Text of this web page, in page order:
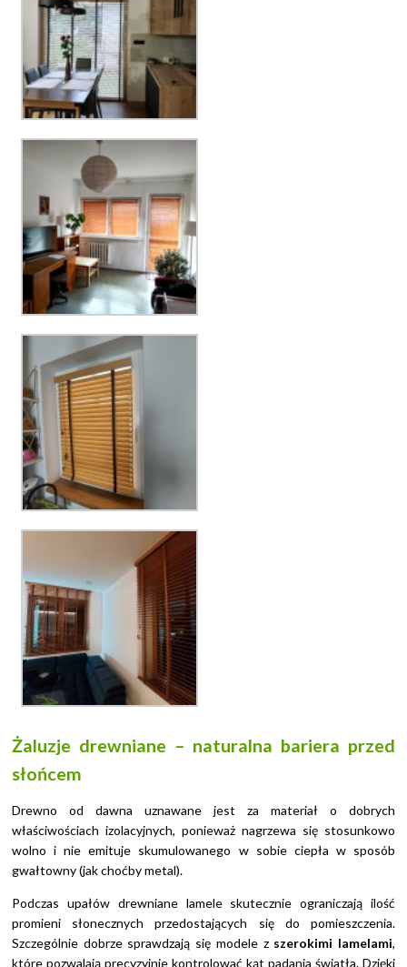
Żaluzje drewniane – naturalna bariera przed
słońcem
Drewno od dawna uznawane jest za materiał o dobrych
właściwościach izolacyjnych, ponieważ nagrzewa się stosunkowo
wolno i nie emituje skumulowanego w sobie ciepła w sposób
gwałtowny (jak choćby metal).
Podczas upałów drewniane lamele skutecznie ograniczają ilość
promieni słonecznych przedostających się do pomieszczenia.
Szczególnie dobrze sprawdzają się modele zszerokimi lamelami,
które pozwalają precyzyjnie kontrolować kąt padania światła. Dzięki